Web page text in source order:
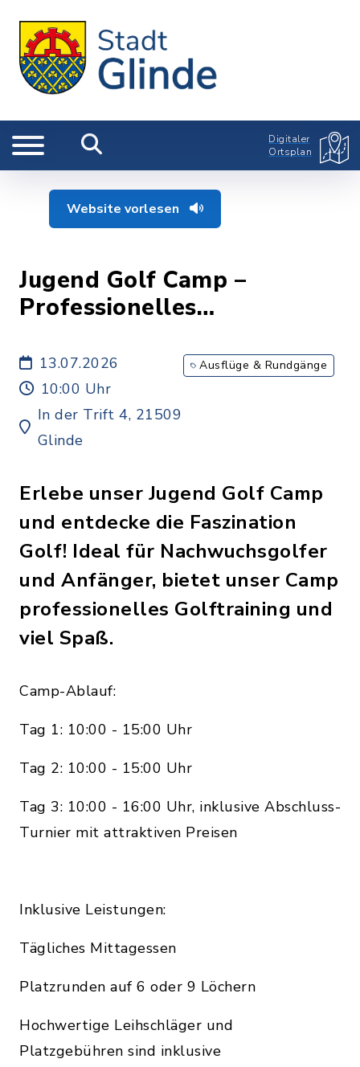
Digitaler
Ortsplan
Website vorlesen
Jugend Golf Camp –
Professionelles
Jugendliche bis 18 Jahre
13.07.2026
10:00 Uhr
In der Trift 4, 21509
Glinde
Ausflüge & Rundgänge
Erlebe unser Jugend Golf Camp
und entdecke die Faszination
Golf! Ideal für Nachwuchsgolfer
und Anfänger, bietet unser Camp
professionelles Golftraining und
viel Spaß.
Camp-Ablauf:
Tag 1: 10:00 - 15:00 Uhr
Tag 2: 10:00 - 15:00 Uhr
Tag 3: 10:00 - 16:00 Uhr, inklusive Abschluss-
Turnier mit attraktiven Preisen
Inklusive Leistungen:
Tägliches Mittagessen
Platzrunden auf 6 oder 9 Löchern
Hochwertige Leihschläger und
Platzgebühren sind inklusive